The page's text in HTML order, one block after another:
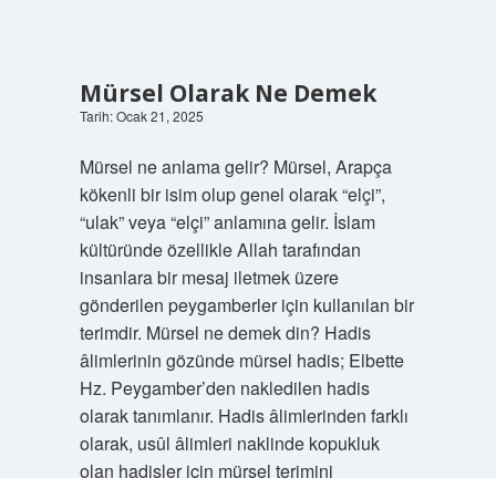
Mürsel Olarak Ne Demek
Tarih: Ocak 21, 2025
Mürsel ne anlama gelir? Mürsel, Arapça
kökenli bir isim olup genel olarak “elçi”,
“ulak” veya “elçi” anlamına gelir. İslam
kültüründe özellikle Allah tarafından
insanlara bir mesaj iletmek üzere
gönderilen peygamberler için kullanılan bir
terimdir. Mürsel ne demek din? Hadis
âlimlerinin gözünde mürsel hadis; Elbette
Hz. Peygamber’den nakledilen hadis
olarak tanımlanır. Hadis âlimlerinden farklı
olarak, usûl âlimleri naklinde kopukluk
olan hadisler için mürsel terimini